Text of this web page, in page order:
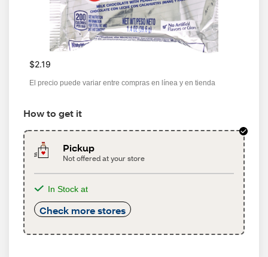
$2.19
El precio puede variar entre compras en línea y en tienda
How to get it
Pickup
Not offered at your store
In Stock at
Check more stores